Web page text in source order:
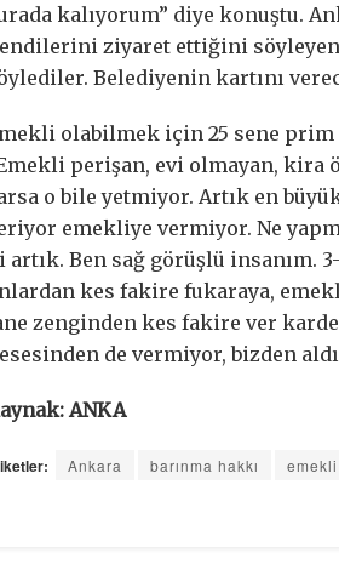
kalıyorum” diye konuştu.
ziyaret ettiğini söyleyen
Belediyenin kartını
olabilmek için 25 sene
perişan, evi olmayan, kira
o bile yetmiyor. Artık en
emekliye vermiyor. Ne
artık. Ben sağ görüşlü insanım.
kes fakire fukaraya,
zenginden kes fakire ver
de vermiyor, bizden
ANKA
Ankara barınma hakkı emekli